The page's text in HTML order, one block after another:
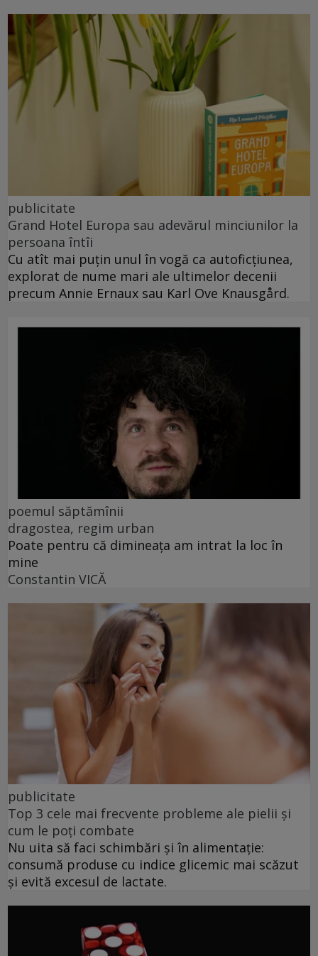
publicitate
Grand Hotel Europa sau adevărul minciunilor la
persoana întîi
Cu atît mai puțin unul în vogă ca autoficțiunea,
explorat de nume mari ale ultimelor decenii
precum Annie Ernaux sau Karl Ove Knausgård.
poemul săptămînii
dragostea, regim urban
Poate pentru că dimineața am intrat la loc în
mine
Constantin VICĂ
publicitate
Top 3 cele mai frecvente probleme ale pielii și
cum le poți combate
Nu uita să faci schimbări și în alimentație:
consumă produse cu indice glicemic mai scăzut
și evită excesul de lactate.